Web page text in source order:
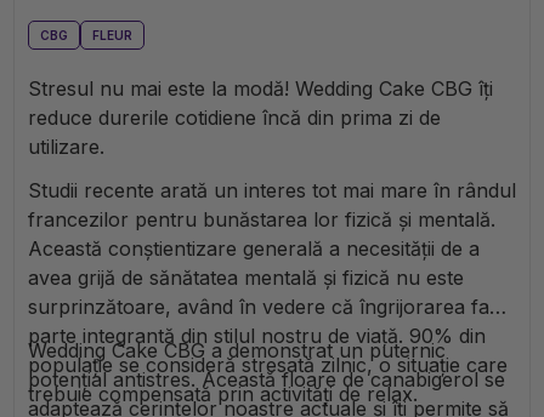
CBG FLEUR
Stresul nu mai este la modă! Wedding Cake CBG îți
reduce durerile cotidiene încă din prima zi de
utilizare.
Studii recente arată un interes tot mai mare în rândul
francezilor pentru bunăstarea lor fizică și mentală.
Această conștientizare generală a necesității de a
avea grijă de sănătatea mentală și fizică nu este
surprinzătoare, având în vedere că îngrijorarea face
parte integrantă din stilul nostru de viață. 90% din
populație se consideră stresată zilnic, o situație care
trebuie compensată prin activități de relax.
Wedding Cake CBG a demonstrat un puternic
potențial antistres. Această floare de canabigerol se
adaptează cerințelor noastre actuale și îți permite să